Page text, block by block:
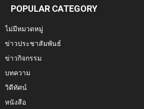
POPULAR CATEGORY
ไม่มีหมวดหมู่
ข่าวประชาสัมพันธ์
ข่าวกิจกรรม
บทความ
วิดีทัศน์
หนังสือ